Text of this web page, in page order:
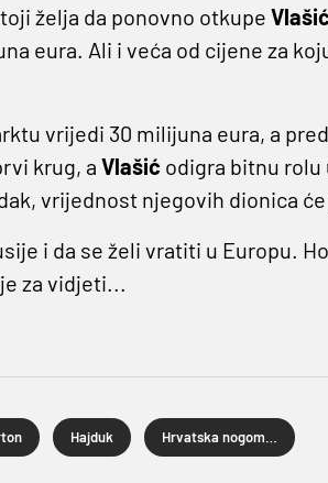
želja da ponovno otkupe
eura. Ali i veća od cijene za
vrijedi 30 milijuna eura, a
krug, a Vlašić odigra bitnu rolu
vrijednost njegovih dionica
i da se želi vratiti u Europu.
za vidjeti...
Hajduk Hrvatska nogometna reprezentacija